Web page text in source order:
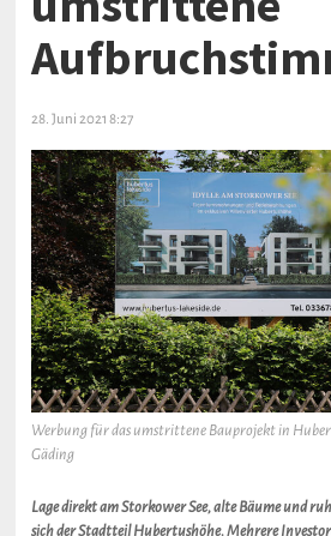
28. Juni 2021 8:27
Werbung für das umstrittene Bauprojekt in
Gäding
Lage direkt am Storkower See, alte Bäume und
sich der Stadtteil Hubertushöhe. Mehrere